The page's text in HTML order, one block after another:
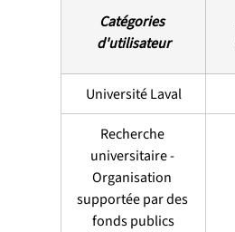
Catégories
d'utilisateur
Université Laval
Recherche
universitaire -
Organisation
supportée par des
fonds publics